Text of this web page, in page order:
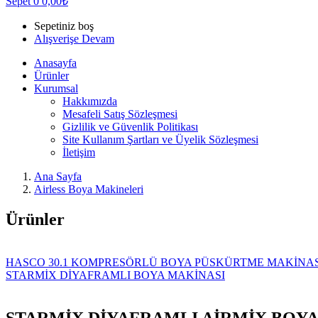
Sepetiniz boş
Alışverişe Devam
Anasayfa
Ürünler
Kurumsal
Hakkımızda
Mesafeli Satış Sözleşmesi
Gizlilik ve Güvenlik Politikası
Site Kullanım Şartları ve Üyelik Sözleşmesi
İletişim
Ana Sayfa
Airless Boya Makineleri
Ürünler
HASCO 30.1 KOMPRESÖRLÜ BOYA PÜSKÜRTME
STARMİX DİYAFRAMLI BOYA MAKİNASI